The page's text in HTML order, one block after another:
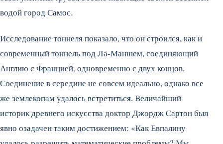
водой город Самос.
Исследование тоннеля показало, что он строился, как и
современный тоннель под Ла-Маншем, соединяющий
Англию с Францией, одновременно с двух концов.
Соединение в середине не совсем идеально, однако все
же землекопам удалось встретиться. Величайший
историк древнего искусства доктор Джордж Сартон был
явно озадачен таким достижением: «Как Евпалину